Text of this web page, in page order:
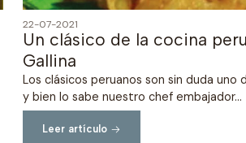
22-07-2021
Un clásico de la cocina
Gallina
Los clásicos peruanos son sin duda uno
y bien lo sabe nuestro chef embajador...
Leer artículo